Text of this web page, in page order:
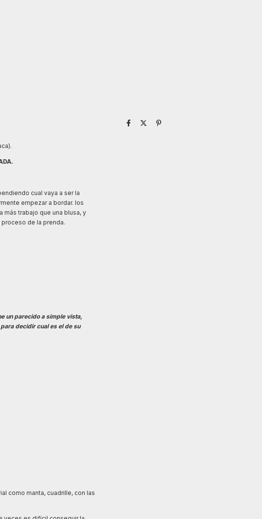
cual vaya a ser la
empezar a bordar. los
más trabajo que una blusa, y
de la prenda.
un parecido a simple vista,
decidir cual es el de su
como manta, cuadrille, con las